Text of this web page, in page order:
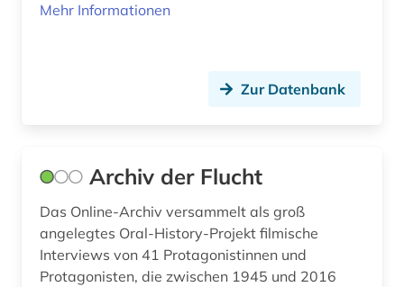
Mehr Informationen
Zur Datenbank
Archiv der Flucht
Das Online-Archiv versammelt als groß
angelegtes Oral-History-Projekt filmische
Interviews von 41 Protagonistinnen und
Protagonisten, die zwischen 1945 und 2016